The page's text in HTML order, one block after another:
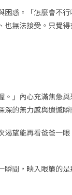
惑。「怎麼會不
無法接受。只覺
」內心充滿焦急
的無力感與遺憾瞬
望能再看爸爸一
間，映入眼簾的